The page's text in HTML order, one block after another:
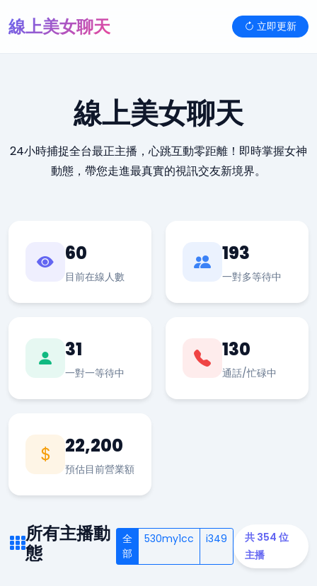
線上美女聊天 立即更新
線上美女聊天
24小時捕捉全台最正主播，心跳互動零距離！即時掌握女神
動態，帶您走進最真實的視訊交友新境界。
60
目前在線人數
193
一對多等待中
31
一對一等待中
130
通話/忙碌中
22,200
預估目前營業額
所有主播動
態
全
部
530my1cc i349
共 354 位
主播